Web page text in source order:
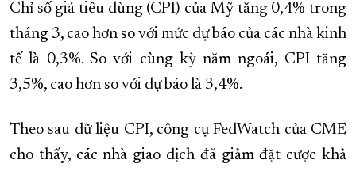
Chỉ số giá tiêu dùng (CPI) của Mỹ tăng 0,4% trong
tháng 3, cao hơn so với mức dự báo của các nhà kinh
tế là 0,3%. So với cùng kỳ năm ngoái, CPI tăng
3,5%, cao hơn so với dự báo là 3,4%.
Theo sau dữ liệu CPI, công cụ FedWatch của CME
cho thấy, các nhà giao dịch đã giảm đặt cược khả